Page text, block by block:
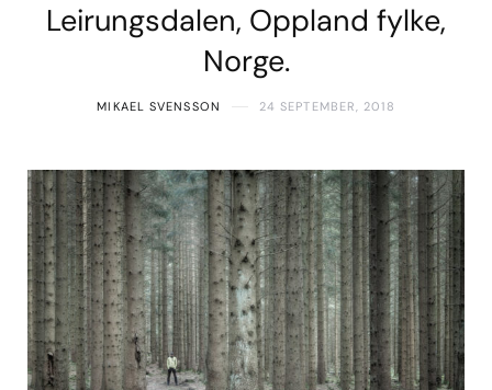
Leirungsdalen, Oppland fylke,
Norge.
MIKAEL SVENSSON 24 SEPTEMBER, 2018